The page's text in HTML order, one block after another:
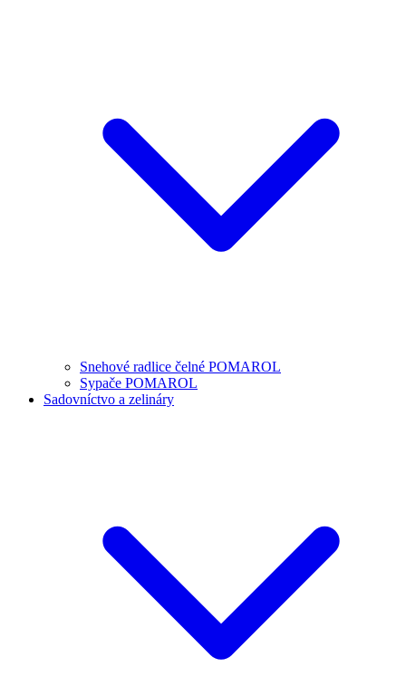
Snehové radlice čelné POMAROL
Sypače POMAROL
Sadovníctvo a zelináry